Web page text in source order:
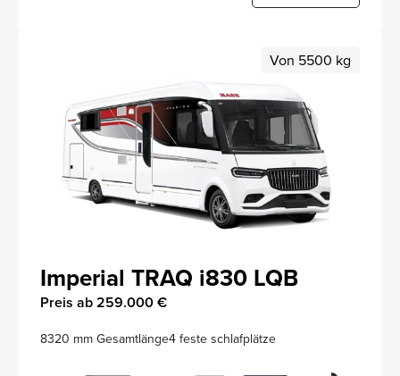
Von 5500 kg
Imperial TRAQ i830 LQB
Preis ab 259.000 €
8320 mm Gesamtlänge4 feste schlafplätze